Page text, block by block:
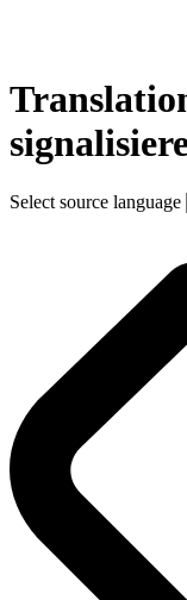
Select source language